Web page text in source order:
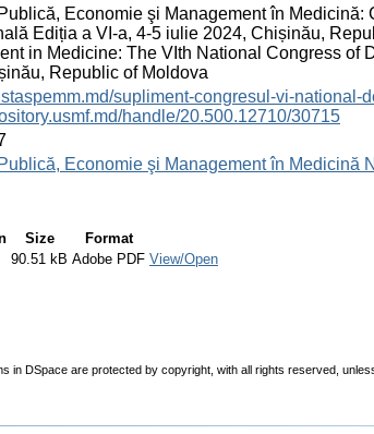
Economie şi Management în
Ediția a VI-a, 4-5 iulie 2024, Chișinău,
in Medicine: The VIth National Congress
Republic of Moldova
supliment-congresul-vi-
handle/20.500.12710/30715
Economie şi Management în Medicină
Size
Format
90.51 kB Adobe PDF View/Open
in DSpace are protected by copyright, with all rights reserved,